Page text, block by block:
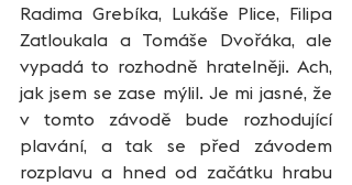
Radima Grebíka, Lukáše Plice, Filipa
Zatloukala a Tomáše Dvořáka, ale
vypadá to rozhodně hratelněji. Ach,
jak jsem se zase mýlil. Je mi jasné, že
v tomto závodě bude rozhodující
plavání, a tak se před závodem
rozplavu a hned od začátku hrabu